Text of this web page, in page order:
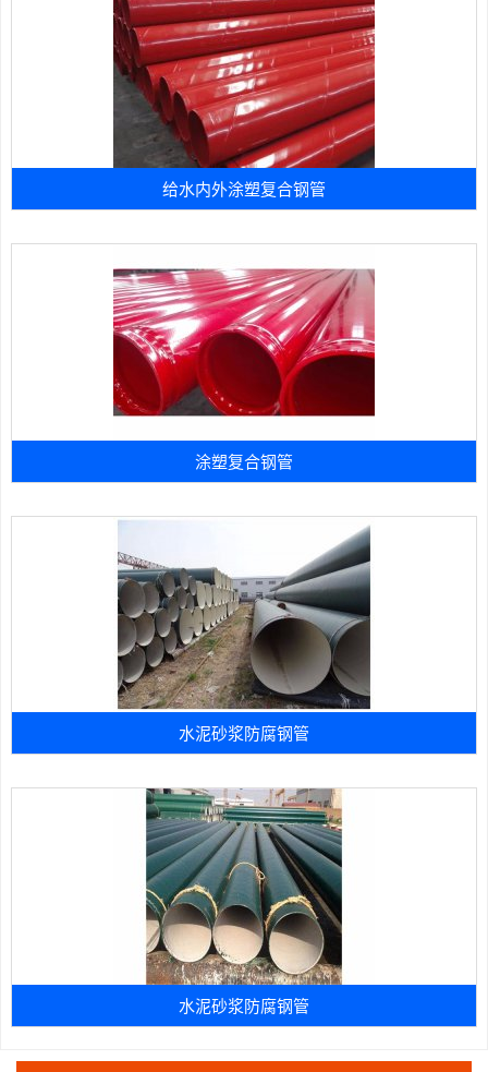
给水内外涂塑复合钢管
涂塑复合钢管
水泥砂浆防腐钢管
水泥砂浆防腐钢管